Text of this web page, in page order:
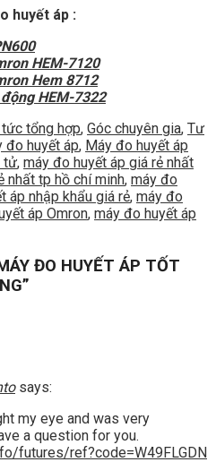
huyết áp :
HEM-7120
Hem 8712
HEM-7322
tổng hợp, Góc chuyên gia, Tư
đo huyết áp, Máy đo huyết áp
tử, máy đo huyết áp giá rẻ nhất
nhất tp hồ chí minh, máy đo
áp nhập khẩu giá rẻ, máy đo
áp Omron, máy đo huyết áp
ĐO HUYẾT ÁP TỐT
”
says:
my eye and was very
a question for you.
futures/ref?code=W49FLGDN